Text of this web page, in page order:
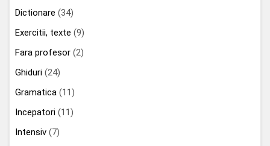
Dictionare (34)
Exercitii, texte (9)
Fara profesor (2)
Ghiduri (24)
Gramatica (11)
Incepatori (11)
Intensiv (7)